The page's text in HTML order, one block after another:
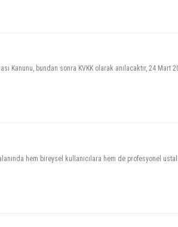
Kanunu, bundan sonra KVKK olarak anılacaktır, 24 Mart
hem bireysel kullanıcılara hem de profesyonel